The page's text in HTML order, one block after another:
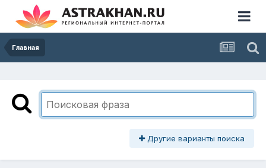
Главная
Другие варианты поиска